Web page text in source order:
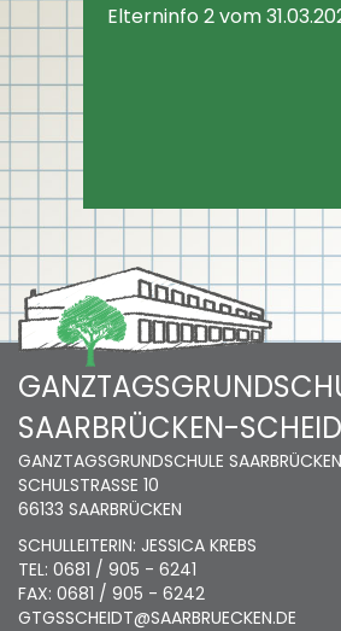
Elterninfo 2 vom
SAARBRÜCKEN-
GANZTAGSGRUNDSCHULE
SCHULSTRASSE 10
66133 SAARBRÜCKEN
SCHULLEITERIN: JESSICA KREBS
TEL: 0681 / 905 - 6241
FAX: 0681 / 905 - 6242
GTGSSCHEIDT@SAARBRUECKEN.DE